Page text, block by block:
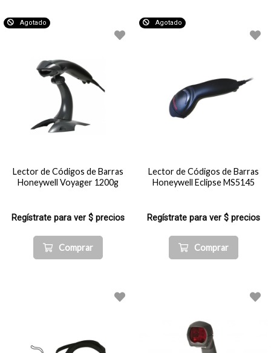
Agotado
Lector de Códigos de Barras
Honeywell Voyager 1200g
Regístrate para ver $ precios
Comprar
Agotado
Lector de Códigos de Barras
Honeywell Eclipse MS5145
Regístrate para ver $ precios
Comprar